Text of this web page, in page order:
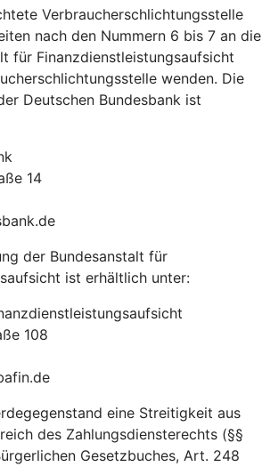
Verbraucherschlichtungsstelle
nach den Nummern 6 bis 7 an die
für Finanzdienstleistungsaufsicht
wenden. Die
Deutschen Bundesbank ist
14
der Bundesanstalt für
ist erhältlich unter:
108
eine Streitigkeit aus
des Zahlungsdiensterechts (§§
Gesetzbuches, Art. 248